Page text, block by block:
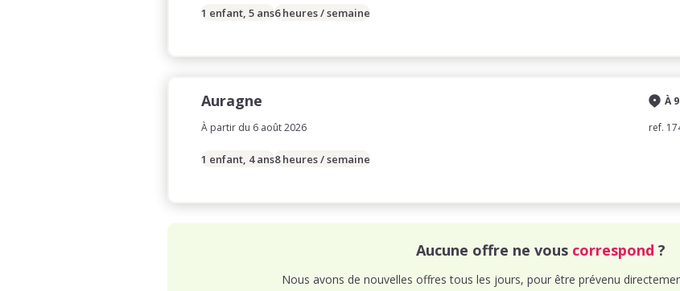
1 enfant, 5 ans6 heures / semaine
Auragne
À partir du 6 août 2026
À
ref.
1 enfant, 4 ans8 heures / semaine
Aucune offre ne vous correspond ?
Nous avons de nouvelles offres tous les jours, pour être prévenu